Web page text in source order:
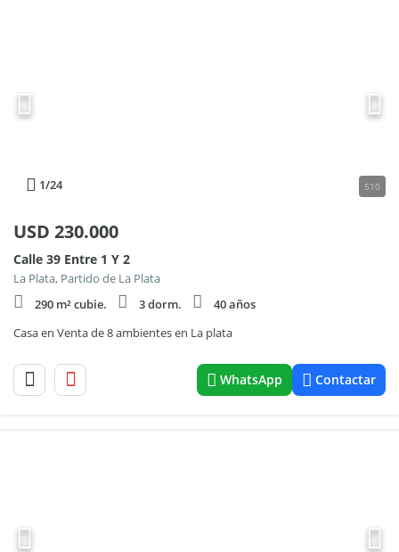
1/24 510
USD 230.000
Calle 39 Entre 1 Y 2
La Plata, Partido de La Plata
290 m² cubie.
3 dorm.
40 años
Casa en Venta de 8 ambientes en La plata
WhatsApp Contactar